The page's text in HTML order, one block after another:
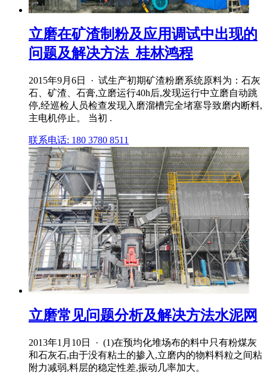
立磨在矿渣制粉及应用调试中出现的
问题及解决方法_桂林鸿程
2015年9月6日 · 试生产初期矿渣粉磨系统原料为：石灰
石、矿渣、石膏,立磨运行40h后,发现运行中立磨自动跳
停,经巡检人员检查发现入磨溜槽完全堵塞导致磨内断料,
主电机停止。 当初 .
联系电话: 180 3780 8511
立磨常见问题分析及解决方法水泥网
2013年1月10日 · (1)在预均化堆场布的料中只有粉煤灰
和石灰石,由于没有粘土的掺入,立磨内的物料料粒之间粘
附力减弱,料层的稳定性差,振动几率加大。